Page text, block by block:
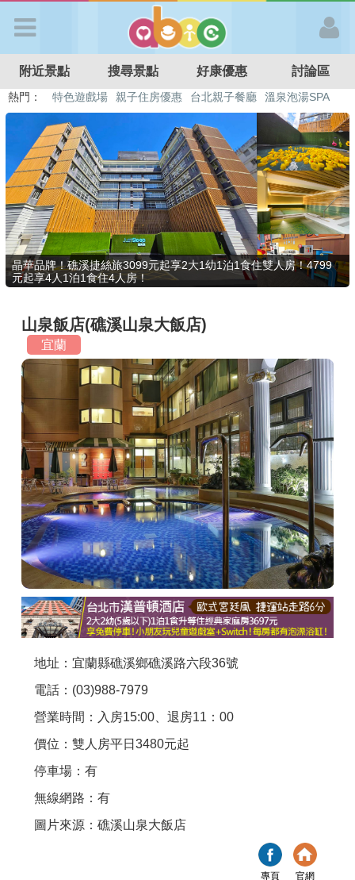
APP登入
首 頁
搜尋景點
好康優惠
最新消息
最新留言
商家合作
推薦景點
討論區
聯絡我們
APP下載
附近景點 搜尋景點 好康優惠 討論區
熱門： 特色遊戲場 親子住房優惠 台北親子餐廳
溫泉泡湯SPA
溜滑梯民宿
觀光工廠 DIY摘果 日本親子景點
晶華品牌！礁溪捷絲旅3099元起享2大1幼1泊1食住雙人房！4799
元起享4人1泊1食住4人房！
山泉飯店(礁溪山泉大飯店)
宜蘭
地址：宜蘭縣礁溪鄉礁溪路六段36號
電話：(03)988-7979
營業時間：入房15:00、退房11：00
價位：雙人房平日3480元起
停車場：有
無線網路：有
圖片來源：礁溪山泉大飯店
專頁 官網